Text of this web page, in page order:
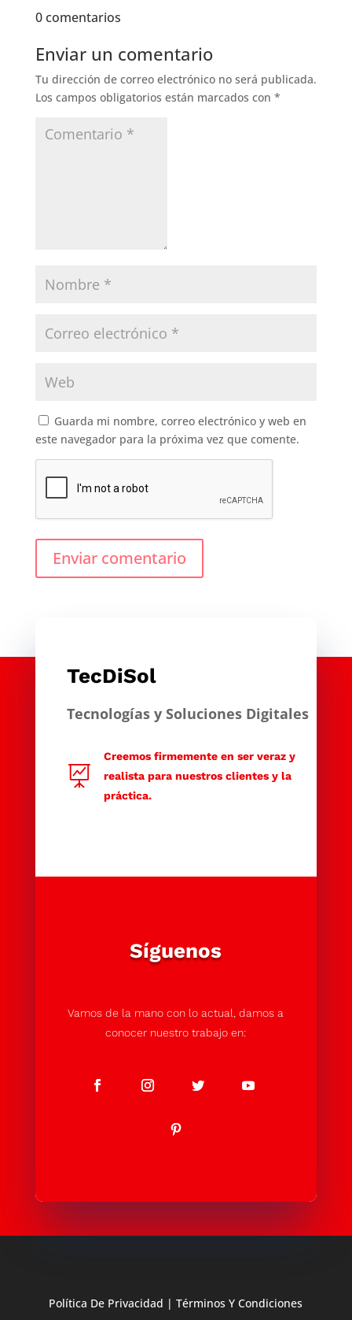
0 comentarios
Enviar un comentario
Tu dirección de correo electrónico no será publicada.
Los campos obligatorios están marcados con *
Guarda mi nombre, correo electrónico y web en
este navegador para la próxima vez que comente.
Enviar comentario
TecDiSol
Tecnologías y Soluciones Digitales

Creemos firmemente en ser veraz y
realista para nuestros clientes y la
práctica.
Síguenos
Vamos de la mano con lo actual, damos a
conocer nuestro trabajo en:
Política De Privacidad |Términos Y Condiciones